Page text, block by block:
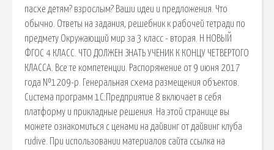
пасхе детям? взрослым? Ваши идеи и предложения. Что
обычно. Ответы на задания, решебник к рабочей тетради по
предмету Окружающий мир за 3 класс - вторая. Н НОВЫЙ
ФГОС 4 КЛАСС. ЧТО ДОЛЖЕН ЗНАТЬ УЧЕНИК К КОНЦУ ЧЕТВЕРТОГО
КЛАССА. Все те компетенции. Распоряжение от 9 июня 2017
года №1209-р. Генеральная схема размещения объектов.
Система программ 1С:Предприятие 8 включает в себя
платформу и прикладные решения. На этой странице вы
можете ознакомиться с ценами на дайвинг от дайвинг клуба
rudive. При использовании материалов сайта ссылка на